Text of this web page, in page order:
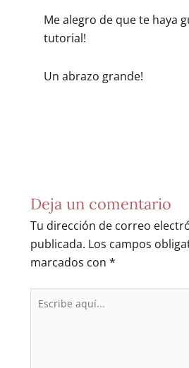
Me alegro de que te haya
tutorial!
Un abrazo grande!
Deja un comentario
Tu dirección de correo
publicada. Los campos
marcados con *
Escribe